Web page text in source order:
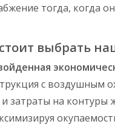
тогда, когда
выбрать
с воздушным
затраты на